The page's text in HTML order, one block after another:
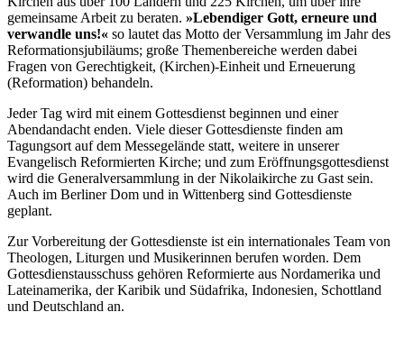
gemeinsame Arbeit zu beraten. »Lebendiger Gott, erneure und
verwandle uns!« so lautet das Motto der Versammlung im Jahr des
Reformationsjubiläums; große Themenbereiche werden dabei
Fragen von Gerechtigkeit, (Kirchen)-Einheit und Erneuerung
(Reformation) behandeln.
Jeder Tag wird mit einem Gottesdienst beginnen und einer
Abendandacht enden. Viele dieser Gottesdienste finden am
Tagungsort auf dem Messegelände statt, weitere in unserer
Evangelisch Reformierten Kirche; und zum Eröffnungsgottesdienst
wird die Generalversammlung in der Nikolaikirche zu Gast sein.
Auch im Berliner Dom und in Wittenberg sind Gottesdienste
geplant.
Zur Vorbereitung der Gottesdienste ist ein internationales Team von
Theologen, Liturgen und Musikerinnen berufen worden. Dem
Gottesdienstausschuss gehören Reformierte aus Nordamerika und
Lateinamerika, der Karibik und Südafrika, Indonesien, Schottland
und Deutschland an.